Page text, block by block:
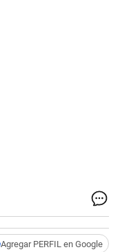
Agregar PERFIL en Google